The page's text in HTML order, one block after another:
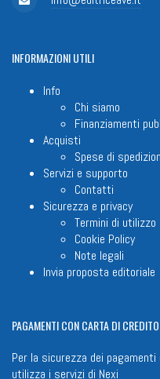
INFORMAZIONIUTILI
Info
Chi siamo
Finanziamenti
Acquisti
Spese di
Servizi e supporto
Contatti
Sicurezza e privacy
Termini di utilizzo
Cookie Policy
Note legali
Invia proposta editoriale
PAGAMENTICON CARTA DI CREDITO
Per la sicurezza dei
utilizza i servizi di Nexi